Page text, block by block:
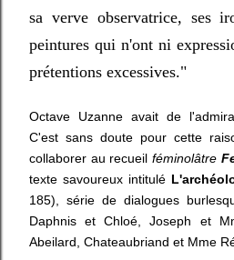
sa verve observatrice, ses
peintures qui n'ont ni
prétentions excessives."
Octave Uzanne avait de
C'est sans doute pour cette
collaborer au recueil féminolâtre
texte savoureux intitulé
185), série de dialogues
Daphnis et Chloé, Joseph et
Abeilard, Chateaubriand et Mme